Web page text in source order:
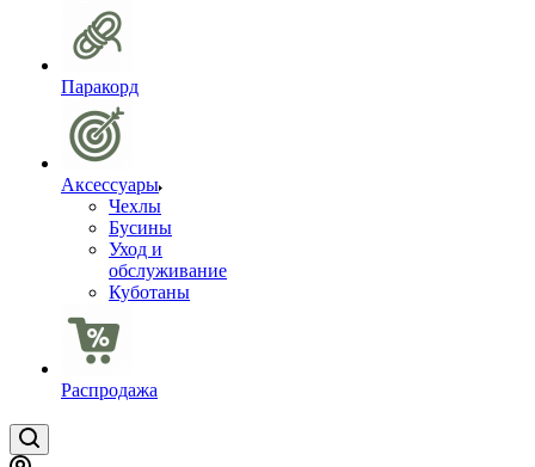
Паракорд
Аксессуары
Чехлы
Бусины
Уход и
обслуживание
Куботаны
Распродажа